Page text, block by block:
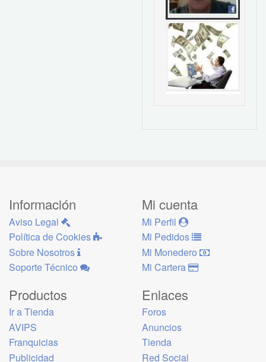
Información
Aviso Legal
Política de Cookies
Sobre Nosotros
Soporte Técnico
Mi cuenta
Mi Perfil
Mi Pedidos
Mi Monedero
Mi Cartera
Productos
Ir a Tienda
AVIPS
Franquicias
Publicidad
Enlaces
Foros
Anuncios
Tienda
Red Social